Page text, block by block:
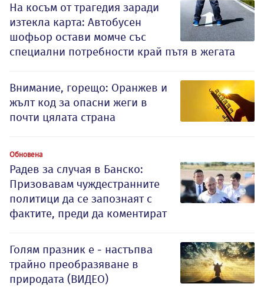
На косъм от трагедия заради
изтекла карта: Автобусен
шофьор остави момче със
специални потребности край пътя в жегата
Внимание, горещо: Оранжев и
жълт код за опасни жеги в
почти цялата страна
Обновена
Радев за случая в Банско:
Призовавам чуждестранните
политици да се запознаят с
фактите, преди да коментират
Голям празник е - настъпва
трайно преобразяване в
природата (ВИДЕО)